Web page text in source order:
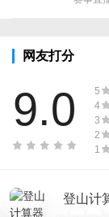
网友打分
9.0
5
4
3
2
1
登山计